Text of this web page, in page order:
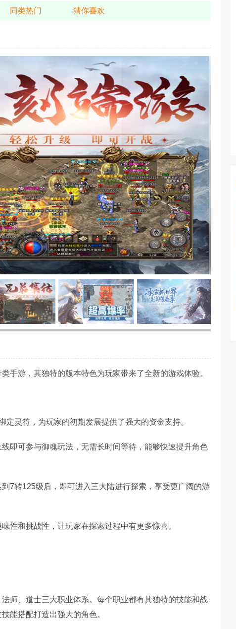
同类热门 猜你喜欢
手游，其独特的版本特色为玩家带来了全新的游戏体验。
定灵符，为玩家的初期发展提供了强大的资金支持。
即可参与御魂玩法，无需长时间等待，能够快速提升角色
7转125级后，即可进入三大陆进行探索，享受更广阔的游
性和挑战性，让玩家在探索过程中有更多惊喜。
师、道士三大职业体系。每个职业都有其独特的技能和战
能搭配打造出强大的角色。